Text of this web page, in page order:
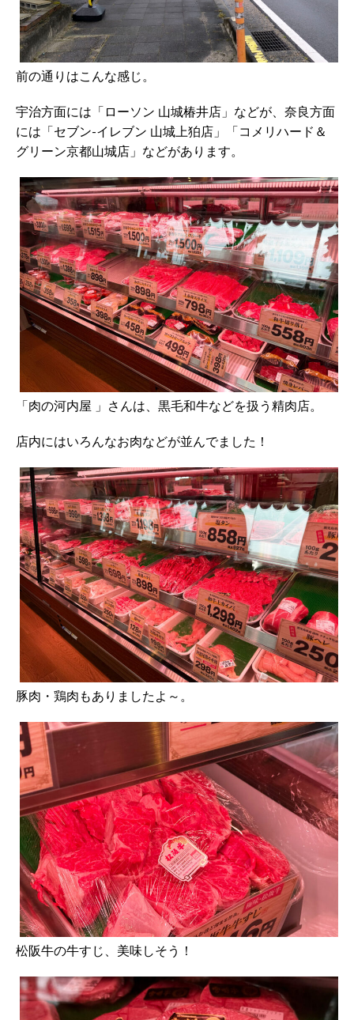
前の通りはこんな感じ。
宇治方面には「ローソン 山城椿井店」などが、奈良方面
には「セブン-イレブン 山城上狛店」「コメリハード＆
グリーン京都山城店」などがあります。
「肉の河内屋 」さんは、黒毛和牛などを扱う精肉店。
店内にはいろんなお肉などが並んでました！
豚肉・鶏肉もありましたよ～。
松阪牛の牛すじ、美味しそう！